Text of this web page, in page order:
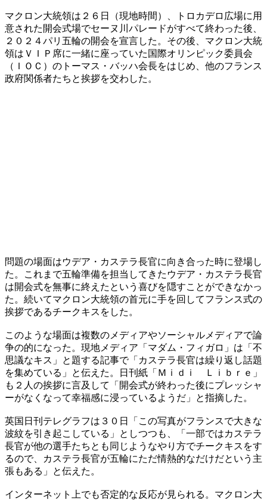
マクロン大統領は２６日（現地時間）、トロカデロ広場に用
意された開会式場でセーヌ川パレードがすべて終わった後、
２０２４パリ五輪の開会を宣言した。その後、マクロン大統
領はＶＩＰ席に一緒に座っていた国際オリンピック委員会
（ＩＯＣ）のトーマス・バッハ会長をはじめ、他のフランス
政府関係者たちと挨拶を交わした。
問題の場面はウデア・カステラ長官に向き合った時に登場し
た。これまで五輪準備を担当してきたウデア・カステラ長官
は開会式を無事に終えたという喜びを隠すことができなかっ
た。続いてマクロン大統領の首元に手を回してフランス式の
挨拶であるチークキスをした。
このような場面は複数のメディアやソーシャルメディアで論
争の的になった。現地メディア「マダム・フィガロ」は「不
思議なキス」と題する記事で「カステラ長官は繰り返し話題
を集めている」と伝えた。日刊紙「Ｍｉｄｉ Ｌｉｂｒｅ」
も２人の挨拶に言及して「開会式が終わった後にプレッシャ
ーがなくなって幸福感に浸っているようだ」と指摘した。
英国日刊テレグラフは３０日「この写真がフランスで大きな
波紋を引き起こしている」としつつも、「一部ではカステラ
長官が他の選手たちとも同じようなやり方でチークキスをす
るので、カステラ長官が五輪にただ情熱的なだけだという主
張もある」と伝えた。
インターネット上でも否定的な反応が見られる。マクロン大